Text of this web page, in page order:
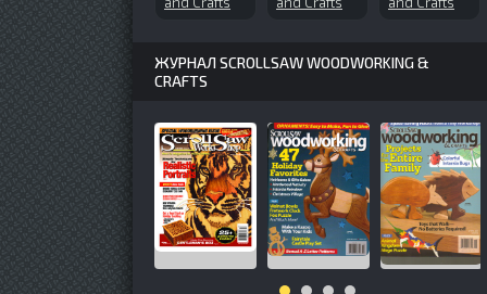
ЖУРНАЛ SCROLLSAW WOODWORKING &
CRAFTS